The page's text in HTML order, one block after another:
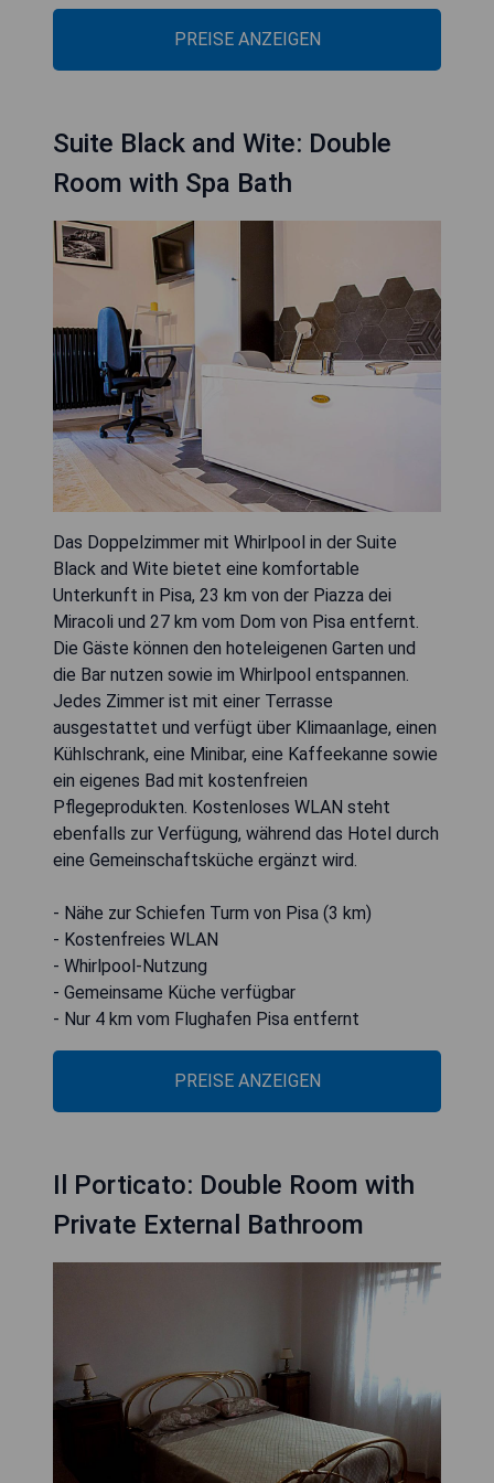
PREISE ANZEIGEN
Suite Black and Wite: Double
Room with Spa Bath
Das Doppelzimmer mit Whirlpool in der Suite
Black and Wite bietet eine komfortable
Unterkunft in Pisa, 23 km von der Piazza dei
Miracoli und 27 km vom Dom von Pisa entfernt.
Die Gäste können den hoteleigenen Garten und
die Bar nutzen sowie im Whirlpool entspannen.
Jedes Zimmer ist mit einer Terrasse
ausgestattet und verfügt über Klimaanlage, einen
Kühlschrank, eine Minibar, eine Kaffeekanne sowie
ein eigenes Bad mit kostenfreien
Pflegeprodukten. Kostenloses WLAN steht
ebenfalls zur Verfügung, während das Hotel durch
eine Gemeinschaftsküche ergänzt wird.
- Nähe zur Schiefen Turm von Pisa (3 km)
- Kostenfreies WLAN
- Whirlpool-Nutzung
- Gemeinsame Küche verfügbar
- Nur 4 km vom Flughafen Pisa entfernt
PREISE ANZEIGEN
Il Porticato: Double Room with
Private External Bathroom